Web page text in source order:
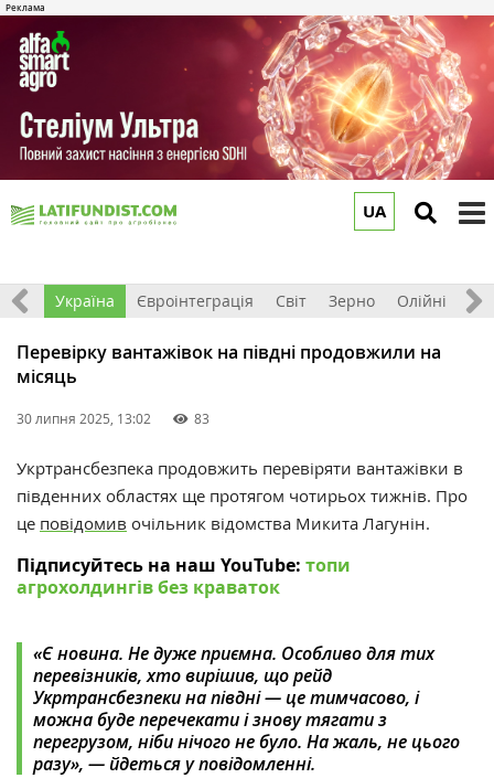
UA
Все Україна Євроінтеграція Світ Зерно Олійні
Перевірку вантажівок на півдні продовжили на
місяць
30 липня 2025, 13:02 83
Укртрансбезпека продовжить перевіряти вантажівки в
південних областях ще протягом чотирьох тижнів. Про
це повідомив очільник відомства Микита Лагунін.
Підписуйтесь на наш YouTube: топи
агрохолдингів без краваток
«Є новина. Не дуже приємна. Особливо для тих
перевізників, хто вирішив, що рейд
Укртрансбезпеки на півдні — це тимчасово, і
можна буде перечекати і знову тягати з
перегрузом, ніби нічого не було. На жаль, не цього
разу», — йдеться у повідомленні.